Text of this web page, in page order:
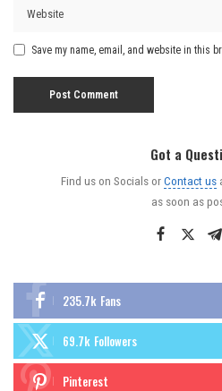
Save my name, email, and website in this
Got a
Find us on Socials orContact us
as soon as
235.7k Fans
69.7k Followers
Pinterest